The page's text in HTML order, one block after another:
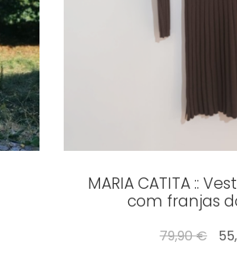
MARIA CATITA ::
com franjas
79,90 €